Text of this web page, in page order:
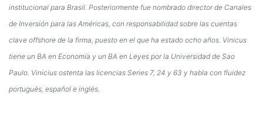
institucional para Brasil. Posteriormente fue nombrado director de Canales
de Inversión para las Américas, con responsabilidad sobre las cuentas
clave offshore de la firma, puesto en el que ha estado ocho años. Vinicus
tiene un BA en Economía y un BA en Leyes por la Universidad de Sao
Paulo. Vinicius ostenta las licencias Series 7, 24 y 63 y habla con fluidez
portugués, español e inglés.